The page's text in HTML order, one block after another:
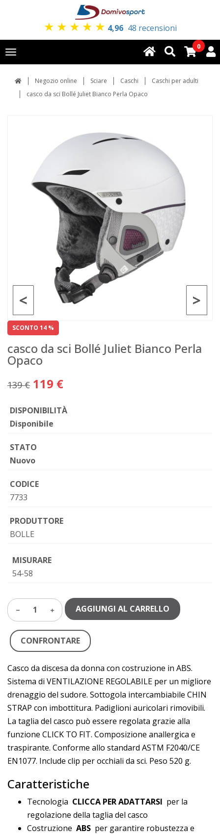
★ ★ ★ ★ ★ 4,96 48 recensioni
Toggle
navigation
0
Negozio online Sciare Caschi
Caschi per adulti
casco da sci Bollé Juliet Bianco Perla Opaco
>
<
SCONTO 14 %
casco da sci Bollé Juliet Bianco Perla
Opaco
139 € 119 €
DISPONIBILITÀ
Disponibile
STATO
Nuovo
CODICE
7733
PRODUTTORE
BOLLE
MISURARE
54-58
1 AGGIUNGI AL CARRELLO
CONFRONTARE
Casco da discesa da donna con costruzione in ABS.
Sistema di VENTILAZIONE REGOLABILE per un migliore
drenaggio del sudore. Sottogola intercambiabile CHIN
STRAP con imbottitura. Padiglioni auricolari rimovibili.
La taglia del casco può essere regolata grazie alla
funzione CLICK TO FIT. Composizione anallergica e
traspirante. Conforme allo standard ASTM F2040/CE
EN1077. Include clip per occhiali da sci. Peso 520 g.
Caratteristiche
Tecnologia CLICCA PER ADATTARSI per la
regolazione della taglia del casco
Costruzione ABS per garantire robustezza e